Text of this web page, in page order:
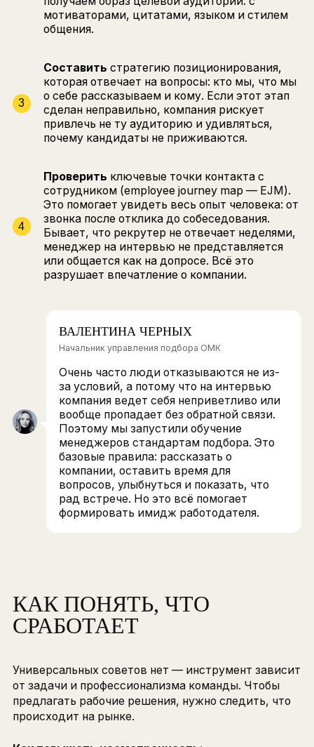
ТАК
Самая частая ошибка — несоответствие того,
компания транслирует о себе, и того, что
происходит внутри. Такое случается из-за
неопытности или желания приукрасить
МАРИНА ВОЙТОВИЧ
Продуктовый директор Тру
Вот так прокачиваешь бренд, годами
работаешь над тем, чтобы человек,
он приходит в компанию, а внутри всё
по-другому.
Что делать:
Договоритьсясо всеми участниками
процесса про честность.
Провестивнешние и внутренние
исследования. Потенциальных
мотиваторами, цитатами, языком и
общения.
которая отвечает на вопросы: кто мы,
о себе рассказываем и кому. Если этот
сделан неправильно, компания рискует
привлечь не ту аудиторию и удивляться,